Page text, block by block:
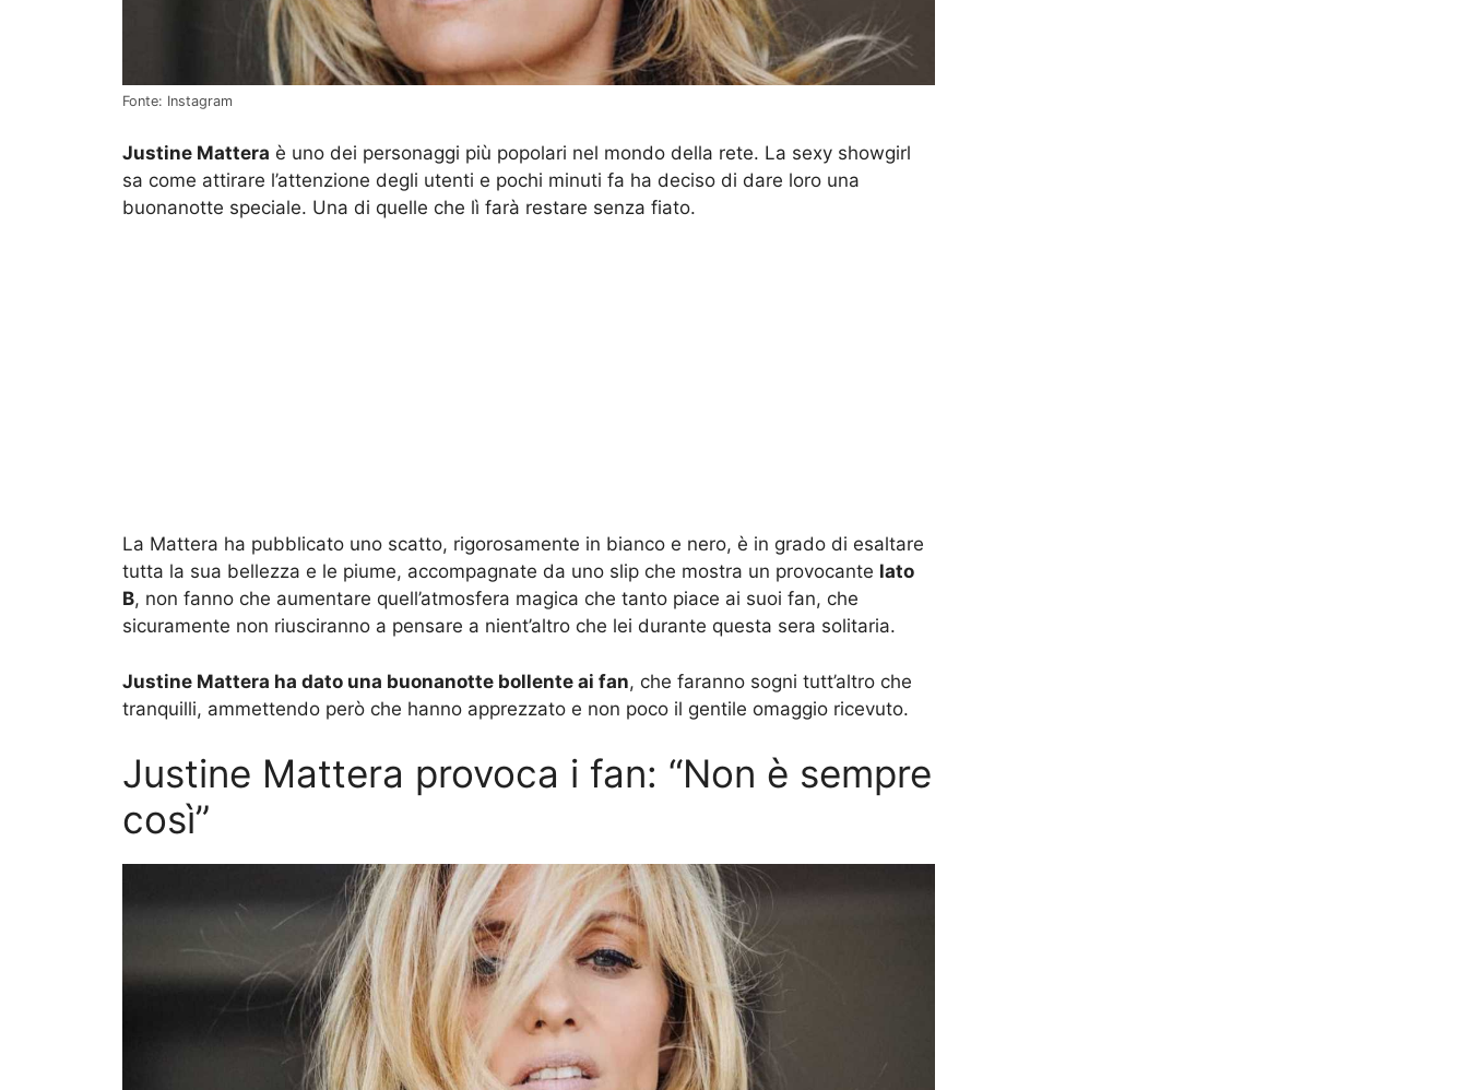
Fonte: Instagram
Justine Mattera è uno dei personaggi più popolari nel mondo della rete. La sexy showgirl
sa come attirare l’attenzione degli utenti e pochi minuti fa ha deciso di dare loro una
buonanotte speciale. Una di quelle che lì farà restare senza fiato.
La Mattera ha pubblicato uno scatto, rigorosamente in bianco e nero, è in grado di esaltare
tutta la sua bellezza e le piume, accompagnate da uno slip che mostra un provocante lato
B, non fanno che aumentare quell’atmosfera magica che tanto piace ai suoi fan, che
sicuramente non riusciranno a pensare a nient’altro che lei durante questa sera solitaria.
Justine Mattera ha dato una buonanotte bollente ai fan, che faranno sogni tutt’altro che
tranquilli, ammettendo però che hanno apprezzato e non poco il gentile omaggio ricevuto.
Justine Mattera provoca i fan: “Non è sempre
così”